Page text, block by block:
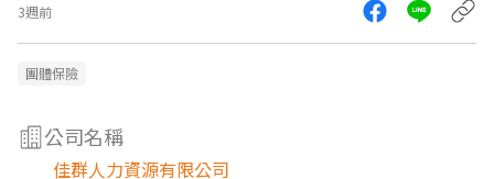
3週前
團體保險
公司名稱
佳群人力資源有限公司